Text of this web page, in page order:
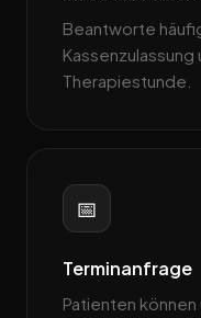
Beantworte
Therapiestunde.
📅
Terminanfrage
Patienten